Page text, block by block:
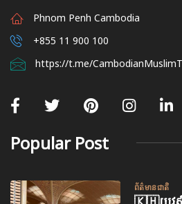
Phnom Penh Cambodia
+855 11 900 100
https://t.me/
Popular Post
ព័ត៌មានជាតិ